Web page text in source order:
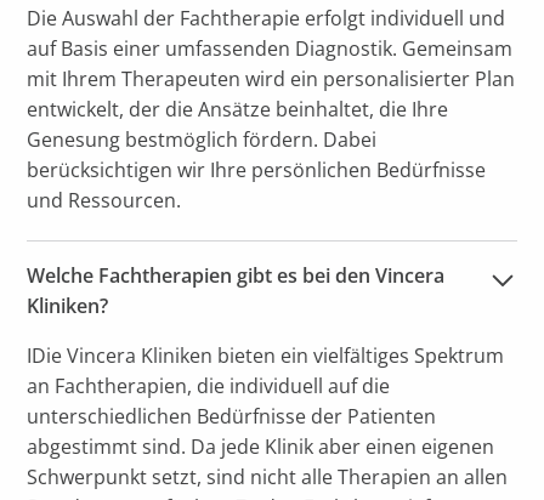
Die Auswahl der Fachtherapie erfolgt individuell und
auf Basis einer umfassenden Diagnostik. Gemeinsam
mit Ihrem Therapeuten wird ein personalisierter Plan
entwickelt, der die Ansätze beinhaltet, die Ihre
Genesung bestmöglich fördern. Dabei
berücksichtigen wir Ihre persönlichen Bedürfnisse
und Ressourcen.
Welche Fachtherapien gibt es bei den Vincera
Kliniken?
IDie Vincera Kliniken bieten ein vielfältiges Spektrum
an Fachtherapien, die individuell auf die
unterschiedlichen Bedürfnisse der Patienten
abgestimmt sind. Da jede Klinik aber einen eigenen
Schwerpunkt setzt, sind nicht alle Therapien an allen